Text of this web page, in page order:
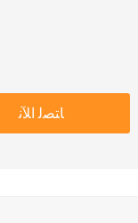
ﺎﺘﺼﻟ ﺍﻶﻧ